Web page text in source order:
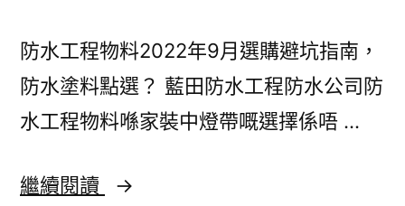
漏
方
案
水
防水工程物料2022年9月選購避坑指南，
防水塗料點選？ 藍田防水工程防水公司防
水工程物料喺家裝中燈帶嘅選擇係唔 …
繼續閱讀
防